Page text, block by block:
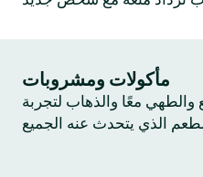
مأكولات ومشروبات
معًا والذهاب لتجربة